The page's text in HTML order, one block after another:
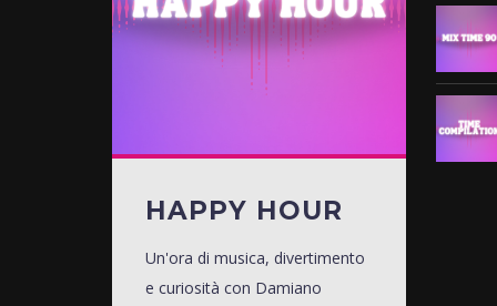
HAPPY HOUR
Un'ora di musica, divertimento
e curiosità con Damiano